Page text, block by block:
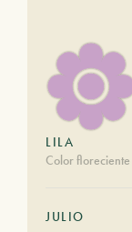
LILA
Color floreciente
JULIO